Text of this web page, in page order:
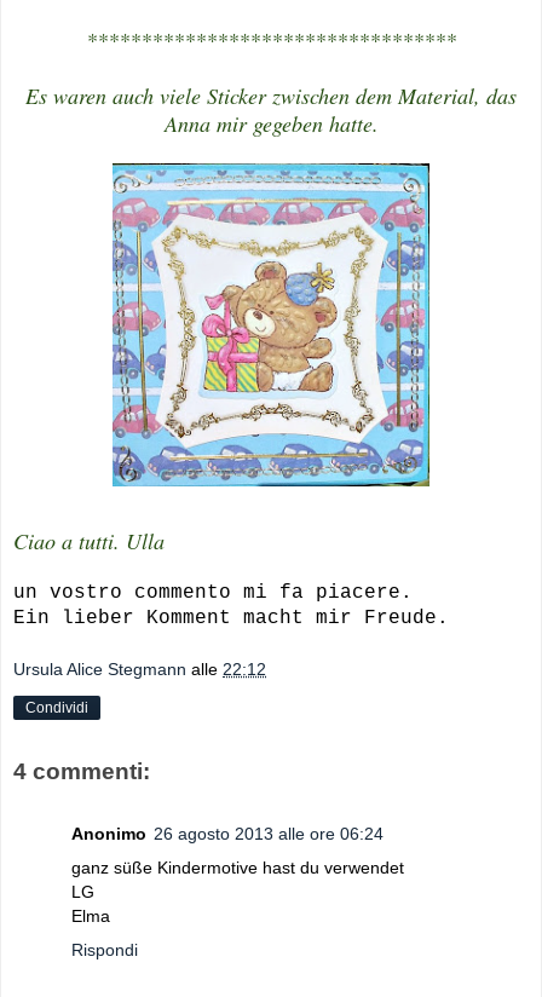
**********************************
Es waren auch viele Sticker zwischen dem Material, das
Anna mir gegeben hatte.
Ciao a tutti. Ulla
un vostro commento mi fa piacere.
Ein lieber Komment macht mir Freude.
Ursula Alice Stegmann alle 22:12
Condividi
4 commenti:
Anonimo 26 agosto 2013 alle ore 06:24
ganz süße Kindermotive hast du verwendet
LG
Elma
Rispondi